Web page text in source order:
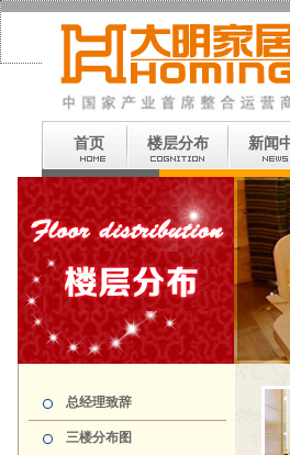
首页 楼层分布 新闻
总经理致辞
三楼分布图